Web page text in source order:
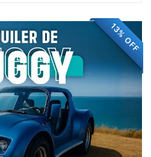
en la vida nocturna,
de la encantadora
dos playas
13% OFF